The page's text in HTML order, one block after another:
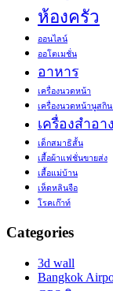
ห้องครัว
ออนไลน์
ออโตเมชั่น
อาหาร
เครื่องนวดหน้า
เครื่องนวดหน้านูสกิน
เครื่องสำอ
เด็กสมาธิสั้น
เสื้อผ้าแฟชั่นขายส่ง
เสื้อแม่บ้าน
เห็ดหลินจือ
โรคเก๊าท์
Categories
3d wall
Bangkok